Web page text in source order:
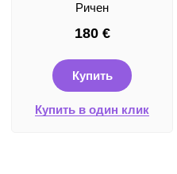
Ричен
180 €
Купить
Купить в один клик